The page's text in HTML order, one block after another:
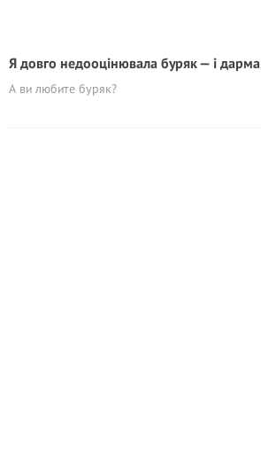
Я довго недооцінювала буряк — і дарма
А ви любите буряк?